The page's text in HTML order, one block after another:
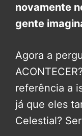
novamente
gente
Agora a
referência a
já que eles
Celestial?